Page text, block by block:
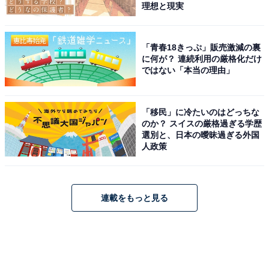
理想と現実
「青春18きっぷ」販売激減の裏
に何が？ 連続利用の厳格化だけ
ではない「本当の理由」
「移民」に冷たいのはどっちな
のか？ スイスの厳格過ぎる学歴
選別と、日本の曖昧過ぎる外国
人政策
連載をもっと見る